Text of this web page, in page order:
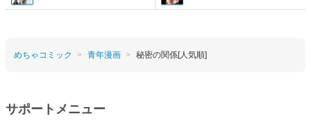
めちゃコミック 青年漫画 秘密の関係[人気順]
サポートメニュー